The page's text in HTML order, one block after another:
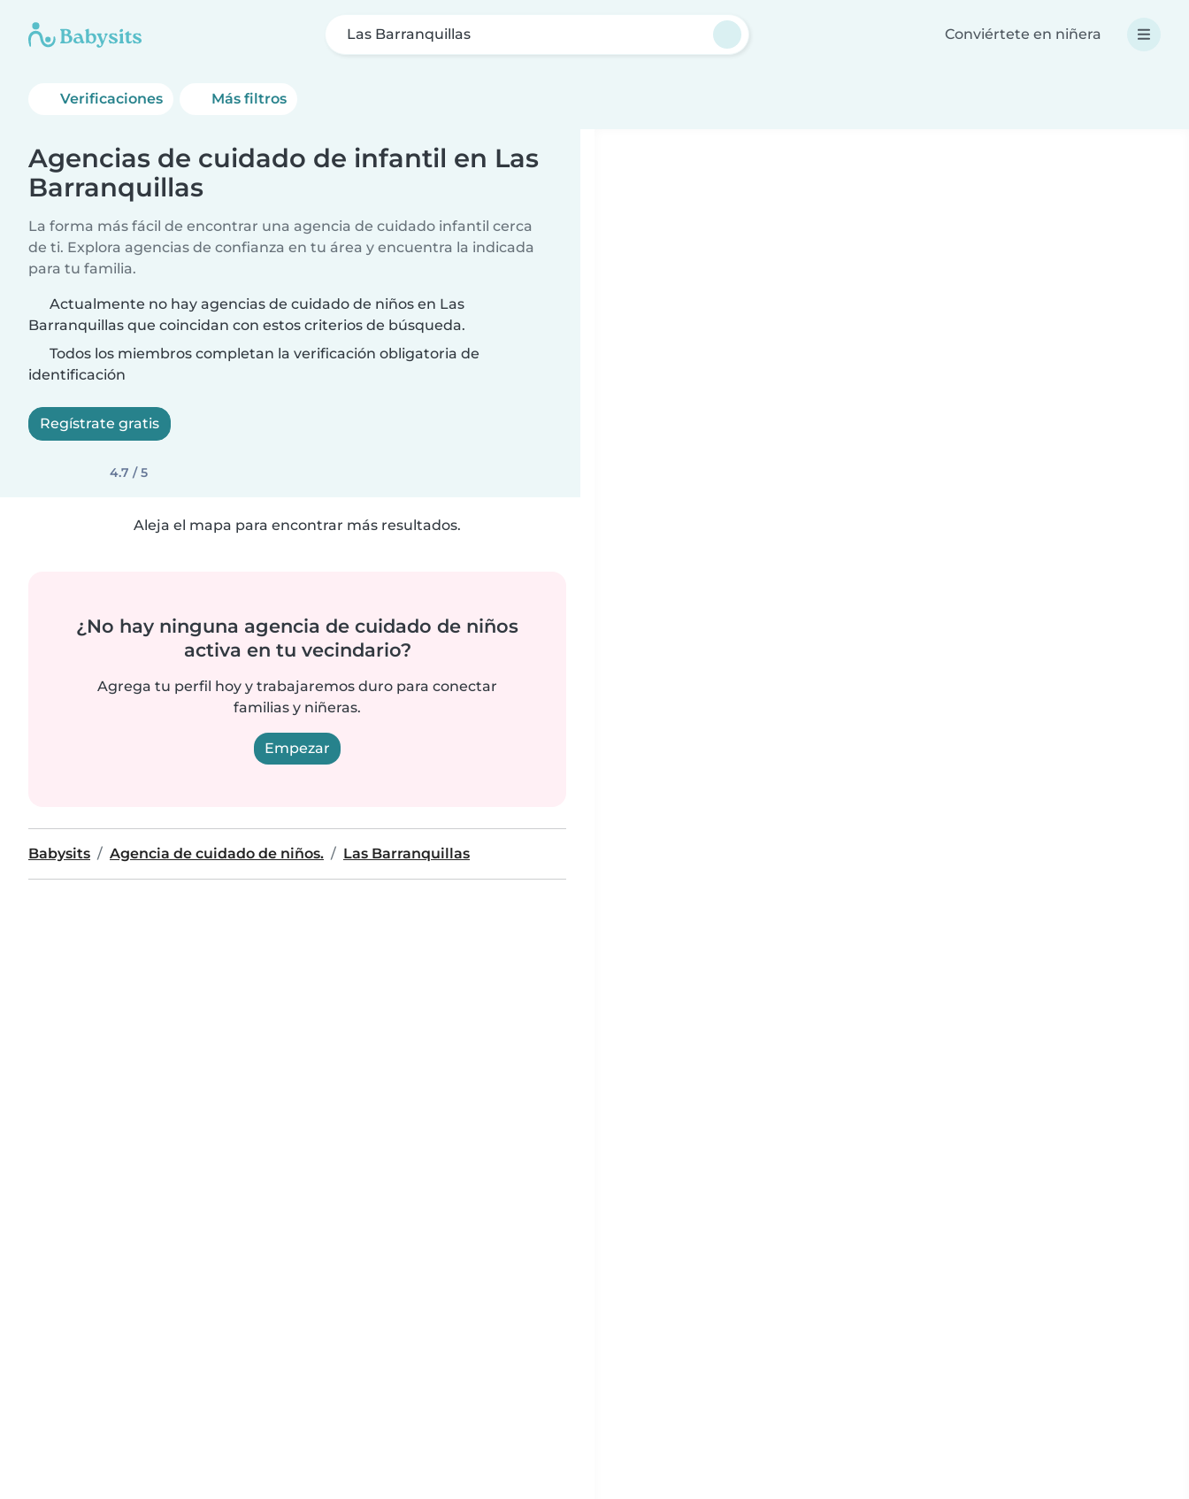
Las Barranquillas Conviértete en niñera
Verificaciones Más filtros
Agencias de cuidado de infantil en Las
Barranquillas
La forma más fácil de encontrar una agencia de cuidado infantil cerca
de ti. Explora agencias de confianza en tu área y encuentra la indicada
para tu familia.
Actualmente no hay agencias de cuidado de niños en Las
Barranquillas que coincidan con estos criterios de búsqueda.
Todos los miembros completan la verificación obligatoria de
identificación
Regístrate gratis
4.7 / 5
Aleja el mapa para encontrar más resultados.
¿No hay ninguna agencia de cuidado de niños
activa en tu vecindario?
Agrega tu perfil hoy y trabajaremos duro para conectar
familias y niñeras.
Empezar
Babysits Agencia de cuidado de niños. Las Barranquillas